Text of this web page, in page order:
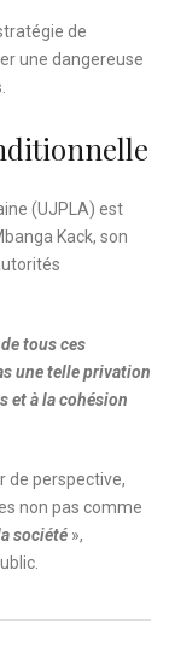
de
une dangereuse
(UJPLA) est
Kack, son
tous ces
une telle privation
et à la cohésion
de perspective,
non pas comme
société »,